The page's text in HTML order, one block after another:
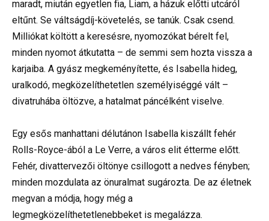
maradt, miután egyetlen fia, Liam, a házuk előtti utcáról
eltűnt. Se váltságdíj-követelés, se tanúk. Csak csend.
Milliókat költött a keresésre, nyomozókat bérelt fel,
minden nyomot átkutatta – de semmi sem hozta vissza a
karjaiba. A gyász megkeményítette, és Isabella hideg,
uralkodó, megközelíthetetlen személyiséggé vált –
divatruhába öltözve, a hatalmat páncélként viselve.
Egy esős manhattani délutánon Isabella kiszállt fehér
Rolls-Royce-ából a Le Verre, a város elit étterme előtt.
Fehér, divattervezői öltönye csillogott a nedves fényben;
minden mozdulata az önuralmat sugározta. De az életnek
megvan a módja, hogy még a
legmegközelíthetetlenebbeket is megalázza.